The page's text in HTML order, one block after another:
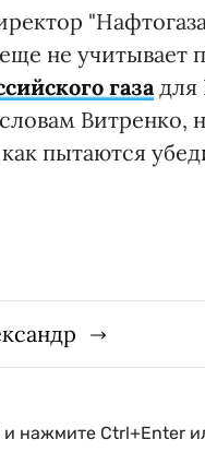
не учитывает
газа для
Витренко,
пытаются
нажмите Ctrl+Enter